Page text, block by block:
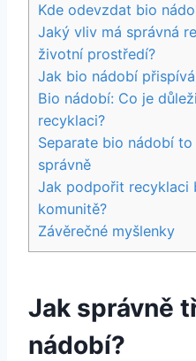
Kde odevzdat bio
Jaký vliv má správná
životní prostředí?
Jak bio nádobí
Bio nádobí: Co ⁢je​
recyklaci?
Separate bio nádobí
⁢správně
Jak podpořit ‍recyklaci
komunitě?
Závěrečné myšlenky
Jak ‍správně
nádobí?